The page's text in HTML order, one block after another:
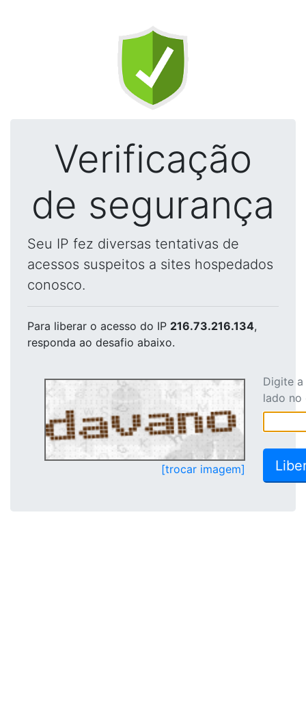
Verificação
de segurança
Seu IP fez diversas tentativas de
acessos suspeitos a sites hospedados
conosco.
Para liberar o acesso do IP 216.73.216.134,
responda ao desafio abaixo.
[trocar imagem]
Digite
lado no